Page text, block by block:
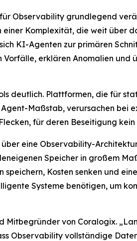
Observability grundlegend
Komplexität, die weit über
KI-Agenten zur primären
erklären Anomalien
deutlich. Plattformen, die für
Maßstab, verursachen bei
für deren Beseitigung
eine Observability-
Speicher in großem
Kosten senken und
Systeme benötigen, um
Mitbegründer von Coralogix.
Observability vollständige